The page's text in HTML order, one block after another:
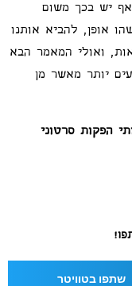
אף יש בכך משום
אופן, להביא אותנו
ואולי המאמר הבא
יותר מאשר מן
הפקות סרטוני
שתפו בטוויטר